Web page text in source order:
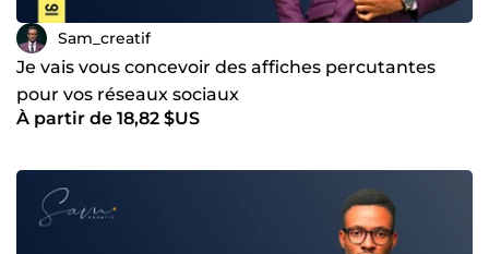
Sam_creatif
Je vais vous concevoir des affiches percutantes
pour vos réseaux sociaux
À partir de 18,82 $US